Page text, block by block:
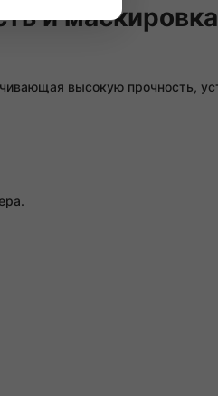
и
высокую прочность,